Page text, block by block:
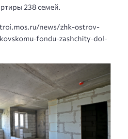
238 семей.
news/zhk-ostrov-
fondu-zashchity-dol-